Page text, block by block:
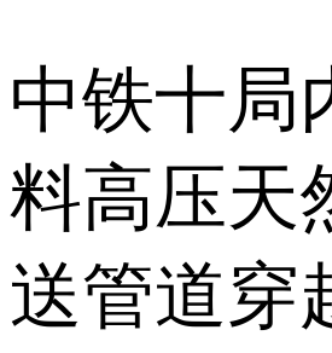
中铁十局
料高压天
送管道穿